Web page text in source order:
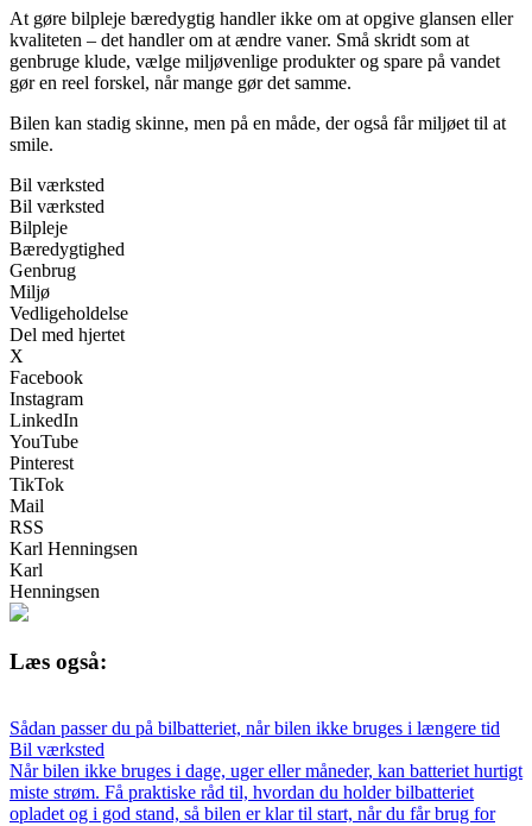
At gøre bilpleje bæredygtig handler ikke om at opgive glansen eller
kvaliteten – det handler om at ændre vaner. Små skridt som at
genbruge klude, vælge miljøvenlige produkter og spare på vandet
gør en reel forskel, når mange gør det samme.
Bilen kan stadig skinne, men på en måde, der også får miljøet til at
smile.
Bil værksted
Bil værksted
Bilpleje
Bæredygtighed
Genbrug
Miljø
Vedligeholdelse
Del med hjertet
X
Facebook
Instagram
LinkedIn
YouTube
Pinterest
TikTok
Mail
RSS
Karl Henningsen
Karl
Henningsen
Læs også:
Sådan passer du på bilbatteriet, når bilen ikke bruges i længere tid
Bil værksted
Når bilen ikke bruges i dage, uger eller måneder, kan batteriet hurtigt
miste strøm. Få praktiske råd til, hvordan du holder bilbatteriet
opladet og i god stand, så bilen er klar til start, når du får brug for